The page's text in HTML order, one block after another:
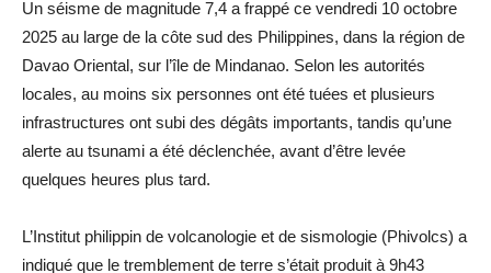
Un séisme de magnitude 7,4 a frappé ce vendredi 10 octobre
2025 au large de la côte sud des Philippines, dans la région de
Davao Oriental, sur l’île de Mindanao. Selon les autorités
locales, au moins six personnes ont été tuées et plusieurs
infrastructures ont subi des dégâts importants, tandis qu’une
alerte au tsunami a été déclenchée, avant d’être levée
quelques heures plus tard.
L’Institut philippin de volcanologie et de sismologie (Phivolcs) a
indiqué que le tremblement de terre s’était produit à 9h43